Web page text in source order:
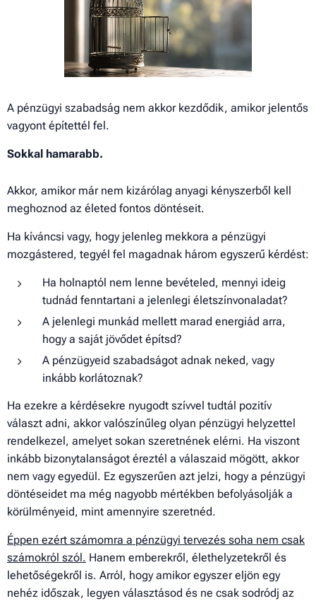
A pénzügyi szabadság nem akkor kezdődik, amikor jelentős
vagyont építettél fel.
Sokkal hamarabb.
Akkor, amikor már nem kizárólag anyagi kényszerből kell
meghoznod az életed fontos döntéseit.
Ha kíváncsi vagy, hogy jelenleg mekkora a pénzügyi
mozgástered, tegyél fel magadnak három egyszerű kérdést:
Ha holnaptól nem lenne bevételed, mennyi ideig
tudnád fenntartani a jelenlegi életszínvonaladat?
A jelenlegi munkád mellett marad energiád arra,
hogy a saját jövődet építsd?
A pénzügyeid szabadságot adnak neked, vagy
inkább korlátoznak?
Ha ezekre a kérdésekre nyugodt szívvel tudtál pozitív
választ adni, akkor valószínűleg olyan pénzügyi helyzettel
rendelkezel, amelyet sokan szeretnének elérni. Ha viszont
inkább bizonytalanságot éreztél a válaszaid mögött, akkor
nem vagy egyedül. Ez egyszerűen azt jelzi, hogy a pénzügyi
döntéseidet ma még nagyobb mértékben befolyásolják a
körülményeid, mint amennyire szeretnéd.
Éppen ezért számomra a pénzügyi tervezés soha nem csak
számokról szól. Hanem emberekről, élethelyzetekről és
lehetőségekről is. Arról, hogy amikor egyszer eljön egy
nehéz időszak, legyen választásod és ne csak sodródj az